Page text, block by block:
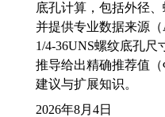
底孔计算，包括外径
并提供专业数据来源
1/4-36UNS螺纹底孔
推导给出精确推荐值
建议与扩展知识。
2026年8月4日